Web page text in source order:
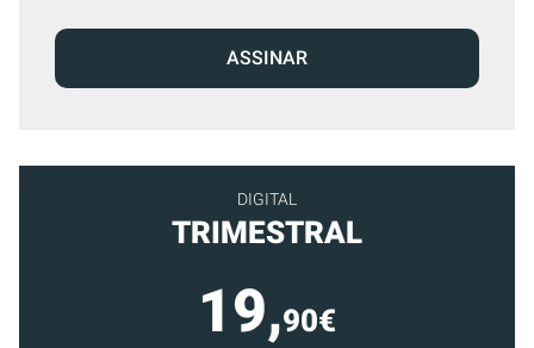
ASSINAR
DIGITAL
TRIMESTRAL
19,90€